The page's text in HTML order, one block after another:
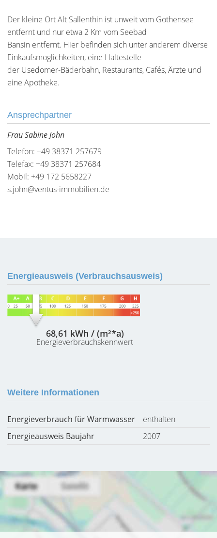
Der kleine Ort Alt Sallenthin ist unweit vom Gothensee
entfernt und nur etwa 2 Km vom Seebad
Bansin entfernt. Hier befinden sich unter anderem diverse
Einkaufsmöglichkeiten, eine Haltestelle
der Usedomer-Bäderbahn, Restaurants, Cafés, Ärzte und
eine Apotheke.
Ansprechpartner
Frau Sabine John
Telefon: +49 38371 257679
Telefax: +49 38371 257684
Mobil: +49 172 5658227
s.john@ventus-immobilien.de
Energieausweis (Verbrauchsausweis)
68,61 kWh / (m²*a)
Energieverbrauchskennwert
Weitere Informationen
Energieverbrauch für Warmwasser
enthalten
Energieausweis Baujahr
2007